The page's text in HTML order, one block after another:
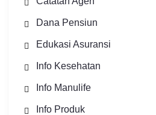
Dana Pensiun
Edukasi Asuransi
Info Kesehatan
Info Manulife
Info Produk